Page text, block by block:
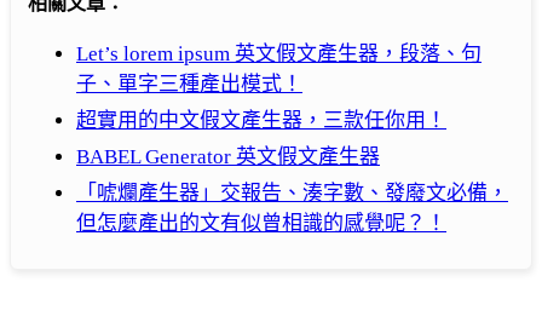
Let’s lorem ipsum 英文假文產生器，段落、句
子、單字三種產出模式！
超實用的中文假文產生器，三款任你用！
BABEL Generator 英文假文產生器
「唬爛產生器」交報告、湊字數、發廢文必備，
但怎麼產出的文有似曾相識的感覺呢？！